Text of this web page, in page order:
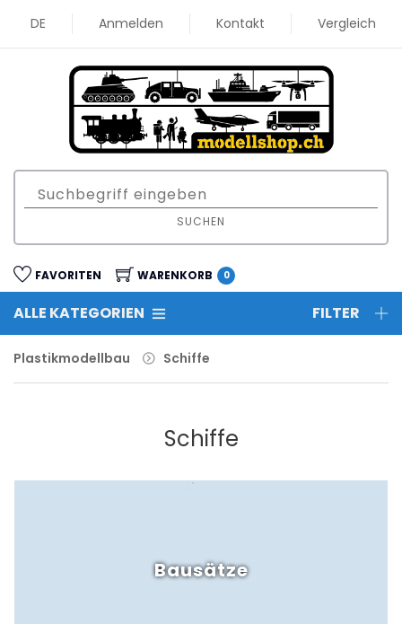
DE Anmelden Kontakt Vergleich
SUCHEN
FAVORITEN WARENKORB 0
ALLE KATEGORIEN FILTER
Plastikmodellbau Schiffe
Schiffe
Bausätze